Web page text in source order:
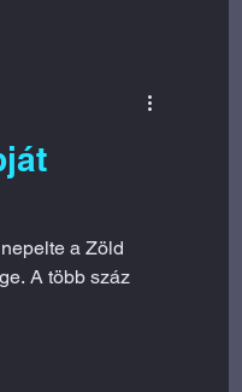
a Zöld
A több száz